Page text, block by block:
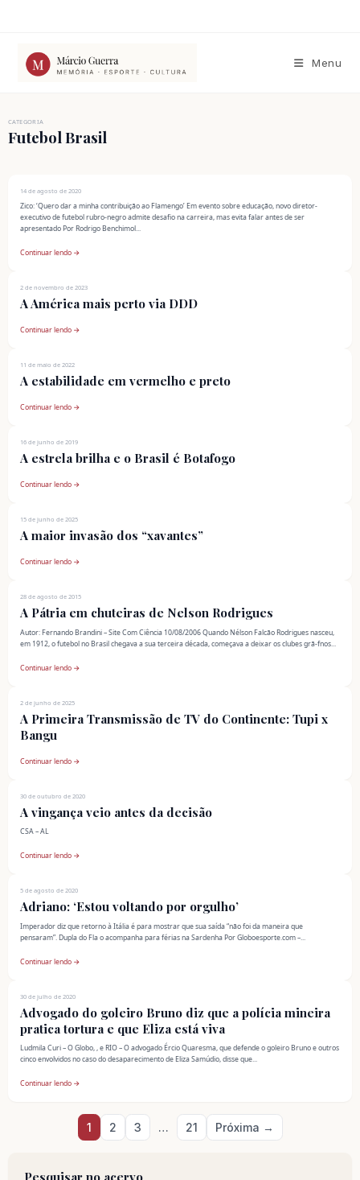
conteúdo
Menu
CATEGORIA
Futebol Brasil
14 de agosto de 2020
Zico: ‘Quero dar a minha contribuição ao Flamengo’ Em evento sobre educação, novo diretor-
executivo de futebol rubro-negro admite desafio na carreira, mas evita falar antes de ser
apresentado Por Rodrigo Benchimol...
Continuar lendo →
2 de novembro de 2023
A América mais perto via DDD
Continuar lendo →
11 de maio de 2022
A estabilidade em vermelho e preto
Continuar lendo →
16 de junho de 2019
A estrela brilha e o Brasil é Botafogo
Continuar lendo →
15 de junho de 2025
A maior invasão dos “xavantes”
Continuar lendo →
28 de agosto de 2015
A Pátria em chuteiras de Nelson Rodrigues
Autor: Fernando Brandini – Site Com Ciência 10/08/2006 Quando Nélson Falcão Rodrigues nasceu,
em 1912, o futebol no Brasil chegava a sua terceira década, começava a deixar os clubes grã-fnos...
Continuar lendo →
2 de junho de 2025
A Primeira Transmissão de TV do Continente: Tupi x
Bangu
Continuar lendo →
30 de outubro de 2020
A vingança veio antes da decisão
CSA – AL
Continuar lendo →
5 de agosto de 2020
Adriano: ‘Estou voltando por orgulho’
Imperador diz que retorno à Itália é para mostrar que sua saída “não foi da maneira que
pensaram”. Dupla do Fla o acompanha para férias na Sardenha Por Globoesporte.com –...
Continuar lendo →
30 de julho de 2020
Advogado do goleiro Bruno diz que a polícia mineira
pratica tortura e que Eliza está viva
Ludmila Curi – O Globo, , e RIO – O advogado Ércio Quaresma, que defende o goleiro Bruno e outros
cinco envolvidos no caso do desaparecimento de Eliza Samúdio, disse que...
Continuar lendo →
Paginação
de
1 2 3 … 21 Próxima →
Pesquisar no acervo